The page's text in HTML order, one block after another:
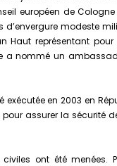
européen de Cologne
modeste
Haut représentant
a nommé un
exécutée en 2003 en
assurer la sécurité
ont été menées.